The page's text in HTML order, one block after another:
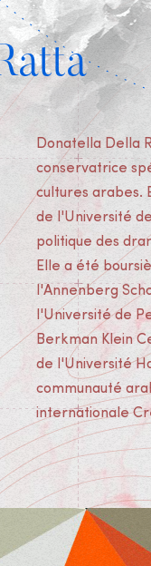
Donatella Della
conservatrice
cultures arabes.
de l'Université
politique des
Elle a été
l'Annenberg
l'Université de
Berkman Klein
de l'Université
communauté
internationale
ans (2007-
membre du
SyriaUntold,
numériques à
commissaire de
programmes
internationaux,
exposition
(Fondazione
Waves" sur la
en Syrie (The